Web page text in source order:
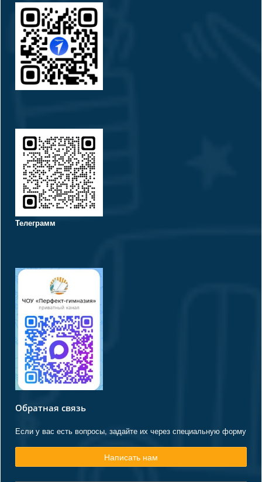
Телеграмм
Обратная связь
Если у вас есть вопросы, задайте их через специальную форму
Написать нам